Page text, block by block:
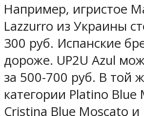
Например, игристое
Lazzurro из Украины
300 руб. Испанские
дороже. UP2U Azul
за 500-700 руб. В той
категории Platino Blue
Cristina Blue Moscato и